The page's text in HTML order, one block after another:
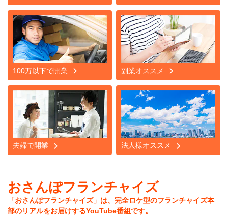
100万以下で開業 副業オススメ
夫婦で開業 法人様オススメ
おさんぽフランチャイズ
「おさんぽフランチャイズ」は、完全ロケ型のフランチャイズ本
部のリアルをお届けするYouTube番組です。